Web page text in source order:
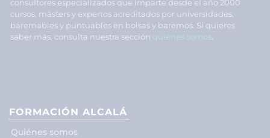
consultores especializados que imparte desde el año 2000
cursos, másters y expertos acreditados por universidades,
baremables y puntuables en bolsas y baremos. Si quieres
saber más, consulta nuestra sección quiénes somos
FORMACIÓN ALCALÁ
Quiénes somos